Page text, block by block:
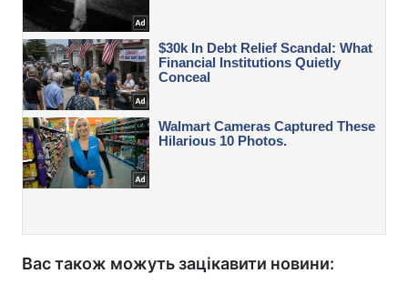
Вас також можуть зацікавити новини: